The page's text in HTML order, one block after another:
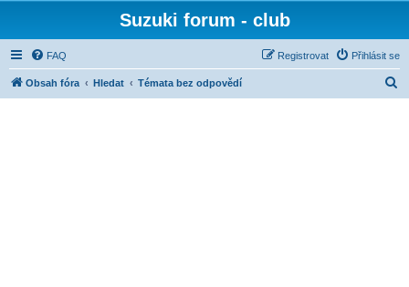
Suzuki forum - club
FAQ Přihlásit se
Registrovat
Obsah fóra Hledat Témata bez odpovědí